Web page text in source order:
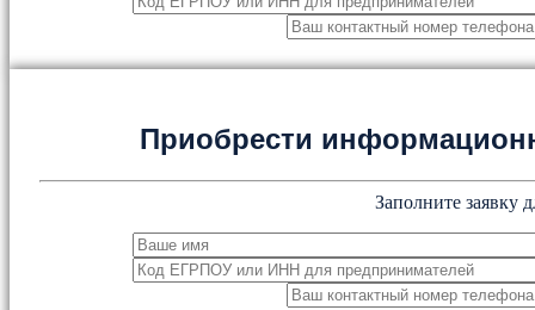
Приобрести
Заполните заявку